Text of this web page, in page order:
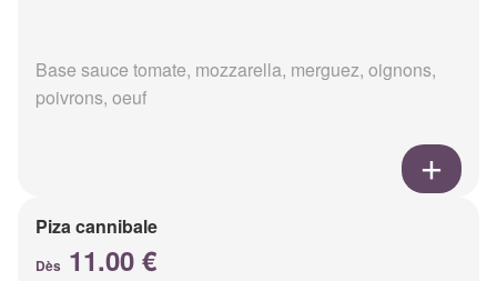
Base sauce tomate, mozzarella, merguez, oignons,
poivrons, oeuf
Piza cannibale
Dès 11.00 €